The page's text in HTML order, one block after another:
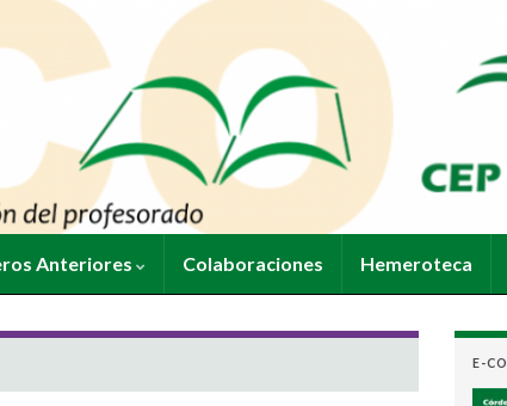
Anteriores Colaboraciones Hemeroteca
E-